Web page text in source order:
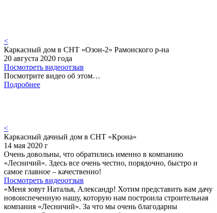
<
Каркасный дом в СНТ «Озон-2» Рамонского р-на
20 августа 2020 года
Посмотреть видеоотзыв
Посмотрите видео об этом…
Подробнее
<
Каркасный дачный дом в СНТ «Крона»
14 мая 2020 г
Очень довольны, что обратились именно в компанию
«Лесничий». Здесь все очень честно, порядочно, быстро и
самое главное – качественно!
Посмотреть видеоотзыв
«Меня зовут Наталья, Александр! Хотим представить вам дачу
новоиспеченную нашу, которую нам построила строительная
компания «Лесничий». За что мы очень благодарны